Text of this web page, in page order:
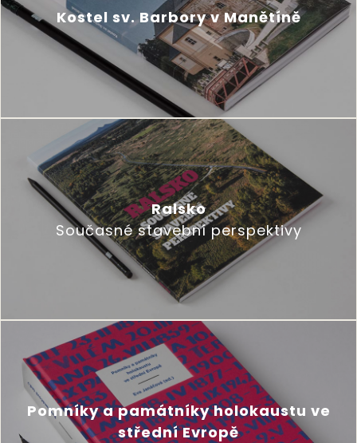
Kostel sv. Barbory v Manětíně
Ralsko
Současné stavební perspektivy
Pomníky a památníky holokaustu ve
střední Evropě